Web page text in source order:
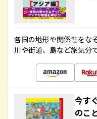
各国の地形や関係性をな
川や街道、島など旅気分
今す
のこ